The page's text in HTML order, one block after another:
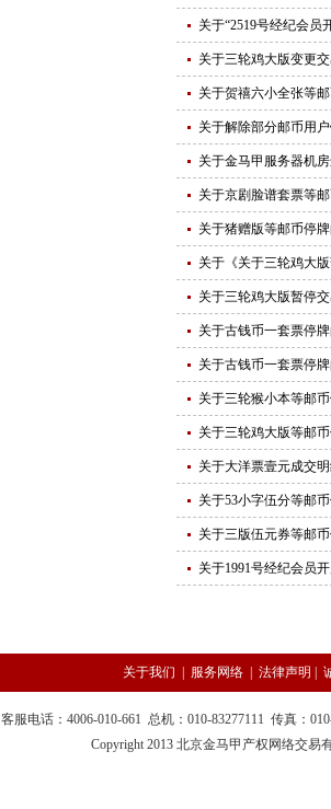
关于“2519号经纪会员
关于三轮鸡大版变更
关于贺禧六小全张等
关于解除部分邮币用
关于金马甲服务器机
关于京剧脸谱套票等
关于猪赠版等邮币停
关于《关于三轮鸡大
关于三轮鸡大版暂停
关于古钱币一套票停
关于古钱币一套票停
关于三轮猴小本等邮
关于三轮鸡大版等邮
关于大洋票壹元成交
关于53小字伍分等邮
关于三版伍元券等邮
关于1991号经纪会员
关于我们 服务网络 |法律声明 |
客服电话：4006-010-661 总机：010-83277111 传真：
Copyright 2013 北京金马甲产权网络交